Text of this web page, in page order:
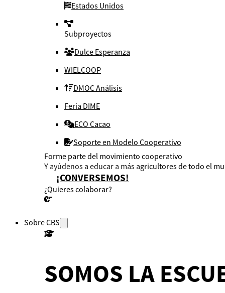
Estados Unidos
Subproyectos
Dulce Esperanza
WIELCOOP
DMOC Análisis
Feria DIME
ECO Cacao
Soporte en Modelo Cooperativo
Forme parte del movimiento cooperativo
Y ayúdenos a educar a más agricultores de todo el
¡CONVERSEMOS!
¿Quieres colaborar?
Sobre CBS
SOMOS LA